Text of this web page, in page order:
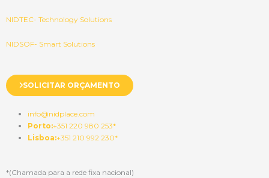
NIDTEC- Technology Solutions
NIDSOF- Smart Solutions
SOLICITAR ORÇAMENTO
info@nidplace.com
Porto:+351 220 980 253*
Lisboa:+351 210 992 230*
*(Chamada para a rede fixa nacional)